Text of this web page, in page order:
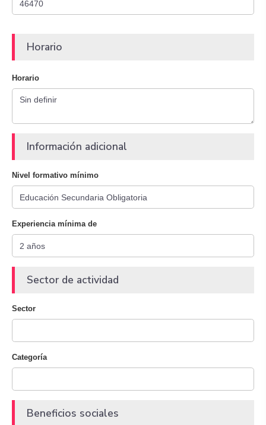
Horario
Horario
Información adicional
Nivel formativo mínimo
Experiencia mínima de
Sector de actividad
Sector
Categoría
Beneficios sociales